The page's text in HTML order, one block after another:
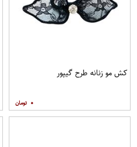
کش مو زنانه طرح گیپور
۰